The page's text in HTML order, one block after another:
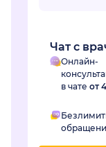
Чат с
Онлайн-
в чате от